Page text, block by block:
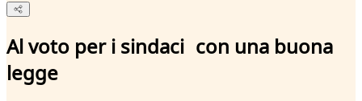
Al voto per i sindaci con una buona
legge